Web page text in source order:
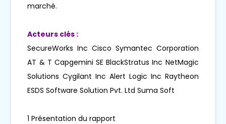
marché.
Acteurs clés :
SecureWorks Inc Cisco Symantec Corporation
AT & T Capgemini SE BlackStratus Inc NetMagic
Solutions Cygilant Inc Alert Logic Inc Raytheon
ESDS Software Solution Pvt. Ltd Suma Soft
1 Présentation du rapport